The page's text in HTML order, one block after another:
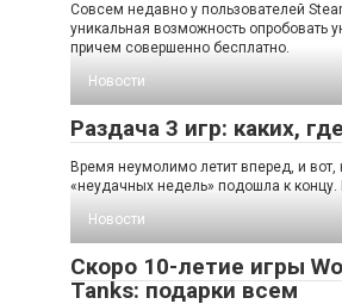
Совсем недавно у пользователей
уникальная возможность опробовать
причем совершенно бесплатно.
Новости
Раздача 3 игр: каких,
Время неумолимо летит вперед, и вот,
«неудачных недель» подошла к концу.
Новости
Скоро 10-летие игры
Tanks: подарки всем